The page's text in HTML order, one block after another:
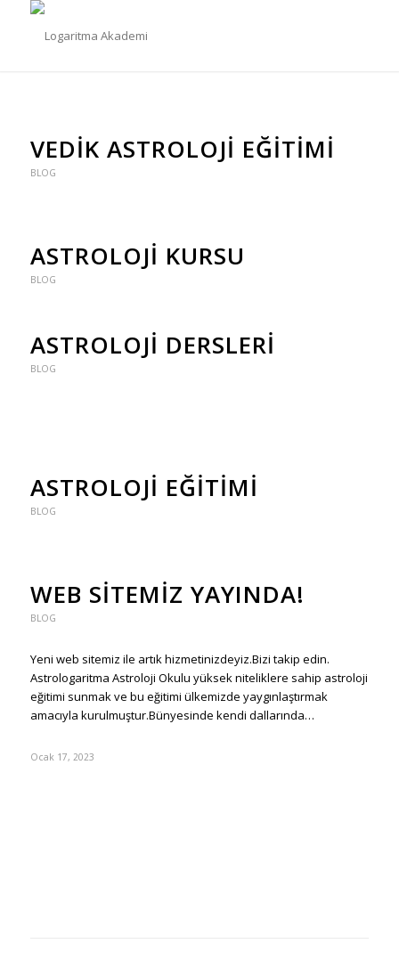
VEDIK ASTROLOJI EĞITIMI
BLOG
ASTROLOJI KURSU
BLOG
ASTROLOJI DERSLERI
BLOG
ASTROLOJI EĞITIMI
BLOG
WEB SITEMIZ YAYINDA!
BLOG
Yeni web sitemiz ile artık hizmetinizdeyiz.Bizi takip edin.
Astrologaritma Astroloji Okulu yüksek niteliklere sahip astroloji
eğitimi sunmak ve bu eğitimi ülkemizde yaygınlaştırmak
amacıyla kurulmuştur.Bünyesinde kendi dallarında…
Ocak 17, 2023